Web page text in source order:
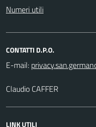
Numeri utili
CONTATTI D.P.O.
E-mail:
Claudio CAFFER
LINK UTILI